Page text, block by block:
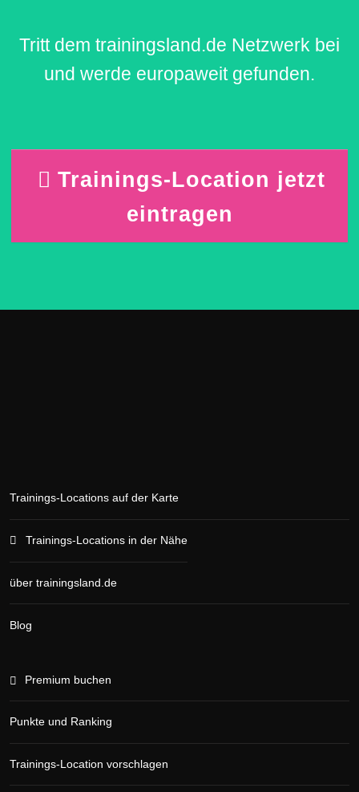
Tritt dem trainingsland.de Netzwerk bei
und werde europaweit gefunden.
Trainings-Location jetzt
eintragen
Trainings-Locations auf der Karte
Trainings-Locations in der Nähe
über trainingsland.de
Blog
Premium buchen
Punkte und Ranking
Trainings-Location vorschlagen